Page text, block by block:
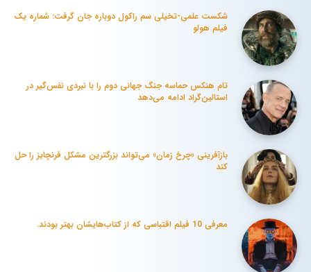
شکست علمی-تخیلی سم راکول دوباره جان گرفت: شماره یک
فیلم هولو
تام هنکس حماسه جنگ جهانی دوم را با نبردی نفس‌گیر در
استالین‌گراد ادامه می‌دهد
بازآفرینی «چرخ زمان» می‌تواند بزرگترین مشکل فرنچایز را حل
کند
معرفی 10 فیلم‌ اقتباسی که از کتاب‌هایشان بهتر بودند.